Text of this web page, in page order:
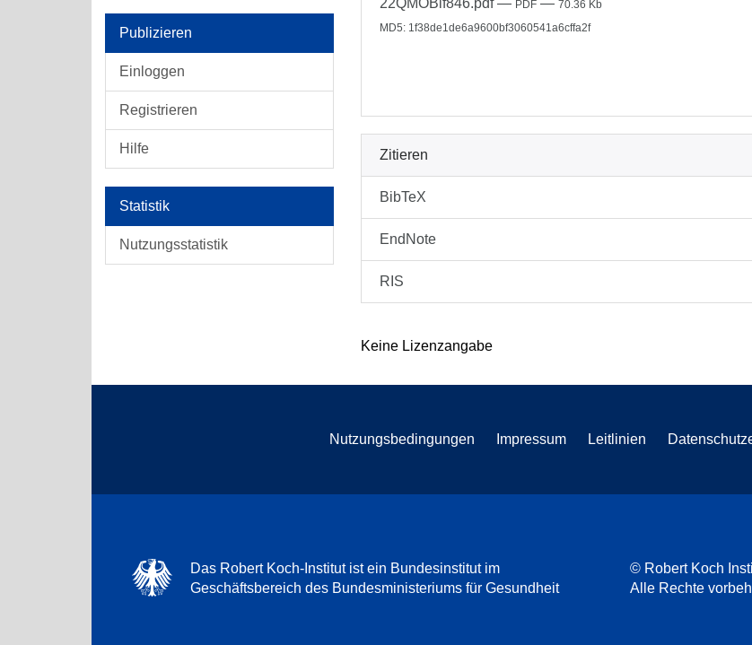
Publizieren
Einloggen
Registrieren
Hilfe
Statistik
Nutzungsstatistik
22QMOBif846.pdf— PDF — 70.36 Kb
MD5: 1f38de1de6a9600bf3060541a6cffa2f
Zitieren
BibTeX
EndNote
RIS
Keine Lizenzangabe
Nutzungsbedingungen Impressum Leitlinien
Das Robert Koch-Institut ist ein Bundesinstitut im
Geschäftsbereich des Bundesministeriums für Gesundheit
© Robert Koch
Alle Rechte